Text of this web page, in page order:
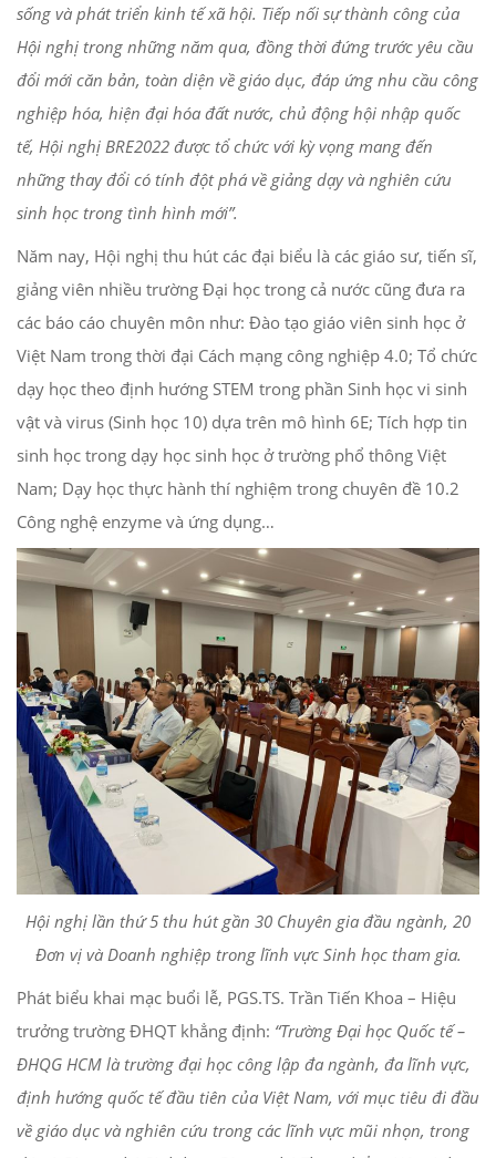
sống và phát triển kinh tế xã hội. Tiếp nối sự thành công của
Hội nghị trong những năm qua, đồng thời đứng trước yêu cầu
đổi mới căn bản, toàn diện về giáo dục, đáp ứng nhu cầu công
nghiệp hóa, hiện đại hóa đất nước, chủ động hội nhập quốc
tế, Hội nghị BRE2022 được tổ chức với kỳ vọng mang đến
những thay đổi có tính đột phá về giảng dạy và nghiên cứu
sinh học trong tình hình mới”.
Năm nay, Hội nghị thu hút các đại biểu là các giáo sư, tiến sĩ,
giảng viên nhiều trường Đại học trong cả nước cũng đưa ra
các báo cáo chuyên môn như: Đào tạo giáo viên sinh học ở
Việt Nam trong thời đại Cách mạng công nghiệp 4.0; Tổ chức
dạy học theo định hướng STEM trong phần Sinh học vi sinh
vật và virus (Sinh học 10) dựa trên mô hình 6E; Tích hợp tin
sinh học trong dạy học sinh học ở trường phổ thông Việt
Nam; Dạy học thực hành thí nghiệm trong chuyên đề 10.2
Công nghệ enzyme và ứng dụng…
Hội nghị lần thứ 5 thu hút gần 30 Chuyên gia đầu ngành, 20
Đơn vị và Doanh nghiệp trong lĩnh vực Sinh học tham gia.
Phát biểu khai mạc buổi lễ, PGS.TS. Trần Tiến Khoa – Hiệu
trưởng trường ĐHQT khẳng định: “Trường Đại học Quốc tế –
ĐHQG HCM là trường đại học công lập đa ngành, đa lĩnh vực,
định hướng quốc tế đầu tiên của Việt Nam, với mục tiêu đi đầu
về giáo dục và nghiên cứu trong các lĩnh vực mũi nhọn, trong